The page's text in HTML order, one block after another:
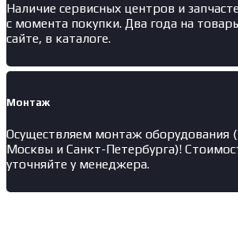
Наличие сервисных центров и
с момента покупки. Два года на
сайте, в каталоге.
Монтаж
Осуществляем монтаж оборудования
Москвы и Санкт-Петербурга)!
уточняйте у менеджера.